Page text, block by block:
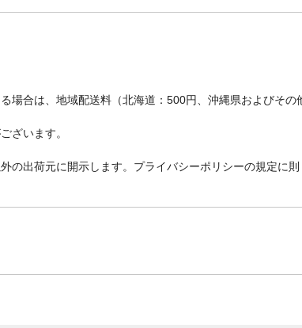
場合は、地域配送料（北海道：500円、沖縄県およびそ
ざいます。
の出荷元に開示します。プライバシーポリシーの規定に則